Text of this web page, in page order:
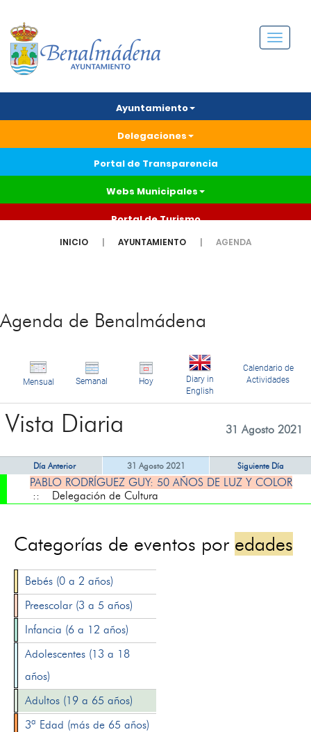
Menú
Ayuntamiento
Delegaciones
Portal de Transparencia
Webs Municipales
Portal de Turismo
INICIO AYUNTAMIENTO AGENDA
Agenda de Benalmádena
Mensual Semanal Hoy
Diary in
English
Calendario de
Actividades
Vista Diaria 31 Agosto 2021
Día Anterior 31 Agosto 2021 Siguiente Día
PABLO RODRÍGUEZ GUY: 50 AÑOS DE LUZ Y COLOR
:: Delegación de Cultura
Categorías de eventos por edades
Bebés (0 a 2 años)
Preescolar (3 a 5 años)
Infancia (6 a 12 años)
Adolescentes (13 a 18
años)
Adultos (19 a 65 años)
3ª Edad (más de 65 años)